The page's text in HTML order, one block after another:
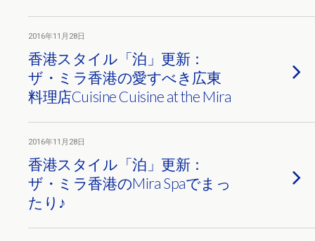
2016年11月28日
香港スタイル「泊」更新：
ザ・ミラ香港の愛すべき広東
料理店Cuisine Cuisine at the Mira
2016年11月28日
香港スタイル「泊」更新：
ザ・ミラ香港のMira Spaでまっ
たり♪